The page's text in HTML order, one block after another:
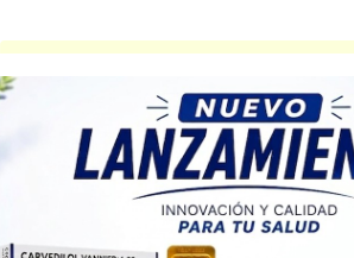
Hipnótico
Explorar más
Otros productos conmidazolam
Otros productos de IBC